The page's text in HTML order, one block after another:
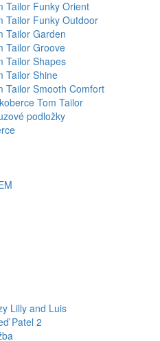
Tailor Funky Orient
Tailor Funky Outdoor
Tailor Garden
Tailor Groove
Tailor Shapes
Tailor Shine
Tailor Smooth Comfort
Tom Tailor
podložky
Lilly and Luis
Patel 2